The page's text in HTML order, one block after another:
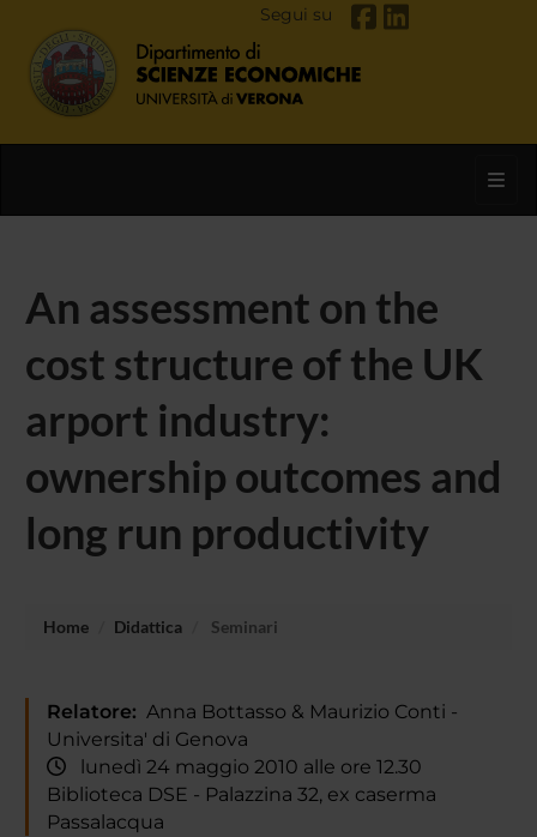
Segui su
An assessment on the
cost structure of the UK
arport industry:
ownership outcomes and
long run productivity
Home Didattica Seminari
Relatore: Anna Bottasso & Maurizio Conti -
Universita' di Genova
lunedì 24 maggio 2010 alle ore 12.30
Biblioteca DSE - Palazzina 32, ex caserma
Passalacqua